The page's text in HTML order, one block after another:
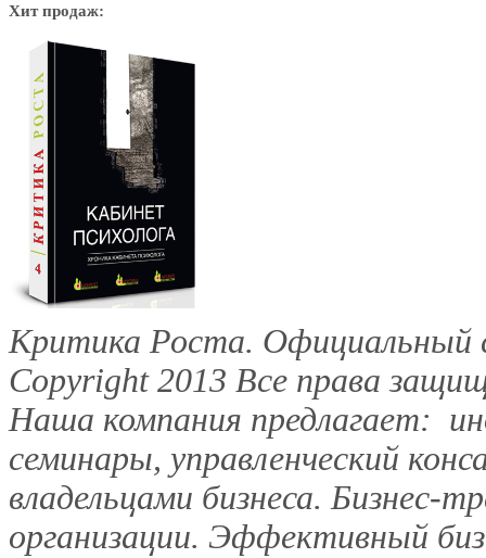
Хит продаж:
Критика Роста. Официальный
Copyright 2013 Все права
Наша компания предлагает:
семинары, управленческий
владельцами бизнеса. Бизнес-
организации. Эффективный